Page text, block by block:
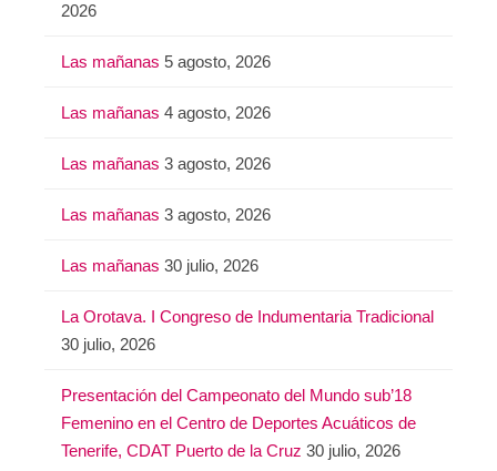
2026
Las mañanas 5 agosto, 2026
Las mañanas 4 agosto, 2026
Las mañanas 3 agosto, 2026
Las mañanas 3 agosto, 2026
Las mañanas 30 julio, 2026
La Orotava. I Congreso de Indumentaria Tradicional
30 julio, 2026
Presentación del Campeonato del Mundo sub’18
Femenino en el Centro de Deportes Acuáticos de
Tenerife, CDAT Puerto de la Cruz 30 julio, 2026